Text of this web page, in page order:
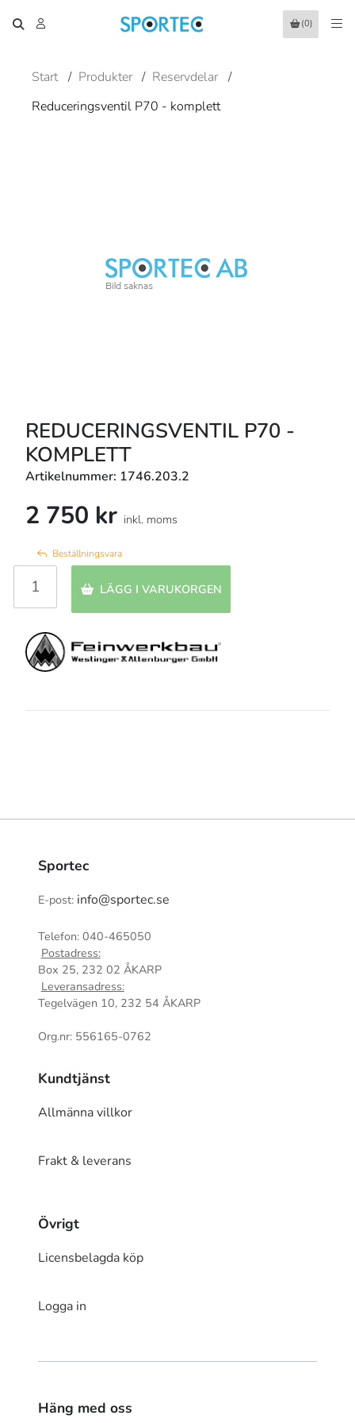
(0)
Start / Produkter / Reservdelar /
Reduceringsventil P70 - komplett
REDUCERINGSVENTIL P70 -
KOMPLETT
Artikelnummer: 1746.203.2
2 750 kr inkl. moms
Beställningsvara
LÄGG I VARUKORGEN
Sportec
E-post: info@sportec.se
Telefon: 040-465050
Postadress:
Box 25, 232 02 ÅKARP
Leveransadress:
Tegelvägen 10, 232 54 ÅKARP
Org.nr: 556165-0762
Kundtjänst
Allmänna villkor
Frakt & leverans
Övrigt
Licensbelagda köp
Logga in
Häng med oss